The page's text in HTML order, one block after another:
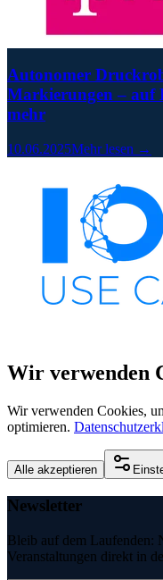
Autonomer
Markierungen – auf
mehr
10.06.2025Mehr lesen →
Wir verwenden
Wir verwenden Cookies,
optimieren.
Alle akzeptieren
Newsletter
Bleib auf dem Laufenden:
Veranstaltungen direkt in